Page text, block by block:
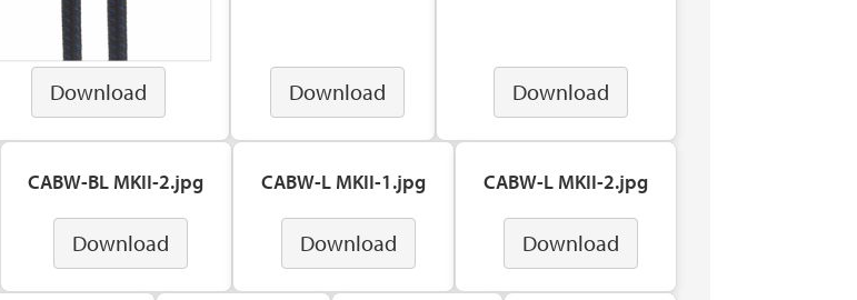
Download Download Download
CABW-BL MKII-2.jpg
Download
CABW-L MKII-1.jpg
Download
CABW-L MKII-2.jpg
Download